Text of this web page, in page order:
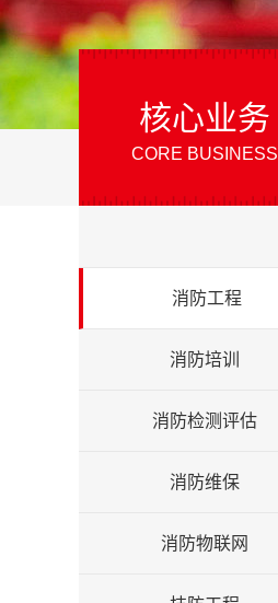
核心业务
CORE BUSINESS
消防工程
消防培训
消防检测评估
消防维保
消防物联网